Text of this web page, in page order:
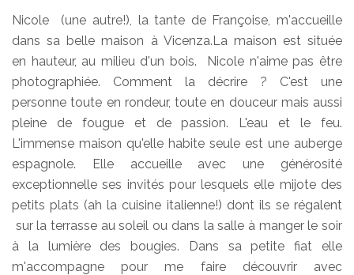
Nicole (une autre!), la tante de Françoise, m'accueille
dans sa belle maison à Vicenza.La maison est située
en hauteur, au milieu d'un bois. Nicole n'aime pas être
photographiée. Comment la décrire ? C'est une
personne toute en rondeur, toute en douceur mais aussi
pleine de fougue et de passion. L'eau et le feu.
L'immense maison qu'elle habite seule est une auberge
espagnole. Elle accueille avec une générosité
exceptionnelle ses invités pour lesquels elle mijote des
petits plats (ah la cuisine italienne!) dont ils se régalent
sur la terrasse au soleil ou dans la salle à manger le soir
à la lumière des bougies. Dans sa petite fiat elle
m'accompagne pour me faire découvrir avec